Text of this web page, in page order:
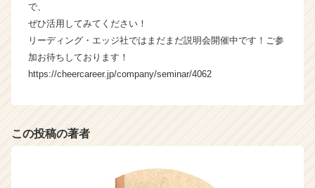
で、
ぜひ活用してみてください！
リーディング・エッジ社ではまだまだ説明会開催中です！ご参
加お待ちしております！
https://cheercareer.jp/company/seminar/4062
この投稿の著者